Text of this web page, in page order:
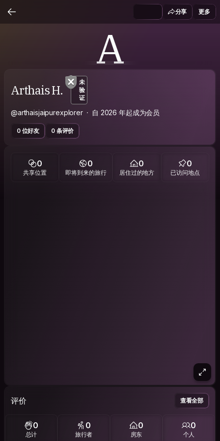
分享 更多
A
Arthais H.
未
验
证
@arthaisjaipurexplorer 自 2026 年起成为会员
0 位好友 0 条评价
0
共享位置
0
即将到来的旅行
0
居住过的地方
0
已访问地点
评价 查看全部
0
总计
0
旅行者
0
房东
0
个人